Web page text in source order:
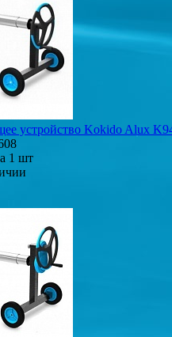
устройство Kokido Alux
1 шт